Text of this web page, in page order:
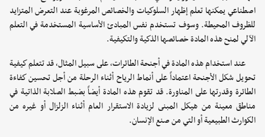
اصطناعي يمكنها تعلم إظهار السلوكيات والخصائص المرغوبة عند التعرض المتزايد
للظروف المحيطة. وسوف تستخدم نفس المبادئ الأساسية المستخدمة في التعلم
الآلي لمنح هذه المادة خصائصها الذكية والتكيفية.
عند استخدام هذه المادة في أجنحة الطائرات، على سبيل المثال، قد تتعلم كيفية
تحويل شكل الأجنحة اعتماداً على أنماط الرياح أثناء الرحلة من أجل تحسين كفاءة
الطائرة وقدرتها على المناورة. قد تقوم هذه المادة أيضاً بضبط الصلابة الذاتية في
مناطق معينة من هيكل المبنى لزيادة الاستقرار العام أثناء الزلزال أو غيره من
الكوارث الطبيعية أو التي من صنع الإنسان.